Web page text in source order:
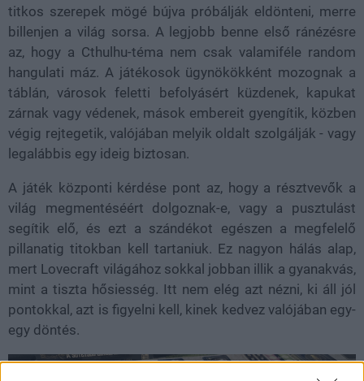
titkos szerepek mögé bújva próbálják eldönteni, merre
billenjen a világ sorsa. A legjobb benne első ránézésre
az, hogy a Cthulhu-téma nem csak valamiféle random
hangulati máz. A játékosok ügynökökként mozognak a
táblán, városok feletti befolyásért küzdenek, kapukat
zárnak vagy védenek, mások embereit gyengítik, közben
végig rejtegetik, valójában melyik oldalt szolgálják - vagy
legalábbis egy ideig biztosan.
A játék központi kérdése pont az, hogy a résztvevők a
világ megmentéséért dolgoznak-e, vagy a pusztulást
segítik elő, és ezt a szándékot egészen a megfelelő
pillanatig titokban kell tartaniuk. Ez nagyon hálás alap,
mert Lovecraft világához sokkal jobban illik a gyanakvás,
mint a tiszta hősiesség. Itt nem elég azt nézni, ki áll jól
pontokkal, azt is figyelni kell, kinek kedvez valójában egy-
egy döntés.